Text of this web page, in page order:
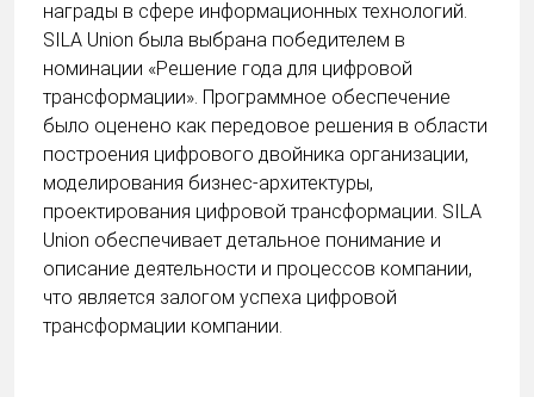
награды в сфере информационных технологий.
SILA Union была выбрана победителем в
номинации «Решение года для цифровой
трансформации». Программное обеспечение
было оценено как передовое решения в области
построения цифрового двойника организации,
моделирования бизнес-архитектуры,
проектирования цифровой трансформации. SILA
Union обеспечивает детальное понимание и
описание деятельности и процессов компании,
что является залогом успеха цифровой
трансформации компании.